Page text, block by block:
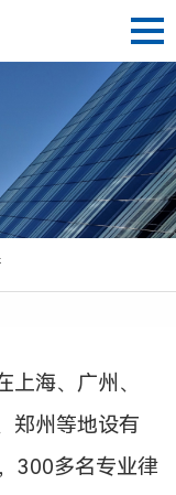
海、广州、
郑州等地设有
300多名专业律